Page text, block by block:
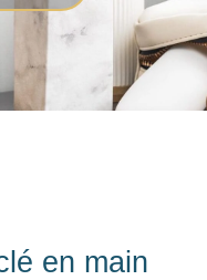
en main